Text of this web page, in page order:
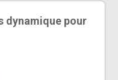
dynamique pour